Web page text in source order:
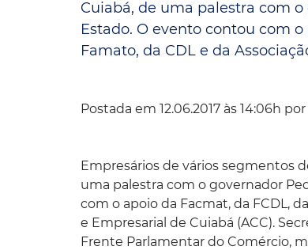
Convênio Parque das Águas
Convênio Mix da Saúde
Cuiabá, de uma palestra com
Estado. O evento contou com
Famato, da CDL e da
Postada em 12.06.2017 às 14:06h por
Empresários de vários segmentos
uma palestra com o governador
com o apoio da Facmat, da FCDL,
e Empresarial de Cuiabá (ACC).
Frente Parlamentar do Comércio,